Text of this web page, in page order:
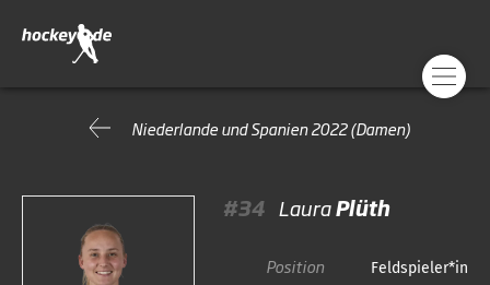
Niederlande und Spanien 2022 (Damen)
#34 LauraPlüth
Position Feldspieler*in